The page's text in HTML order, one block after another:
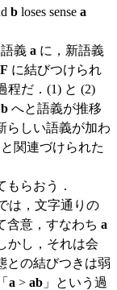
b loses sense a
義 a に，新語義
F に結びつけられ
程だ．(1) と (2)
へと語義が推移
らしい語義が加わ
と関連づけられた
らおう．
は，文字通りの
含意，すなわち a
かし，それは会
との結びつきは弱
a > ab 」という過